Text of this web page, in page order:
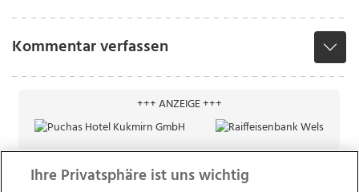
Kommentar verfassen
+++ ANZEIGE +++
Ihre Privatsphäre ist uns wichtig